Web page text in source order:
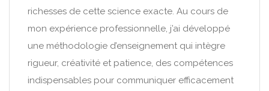
richesses de cette science exacte. Au cours de
mon expérience professionnelle, j’ai développé
une méthodologie d’enseignement qui intègre
rigueur, créativité et patience, des compétences
indispensables pour communiquer efficacement